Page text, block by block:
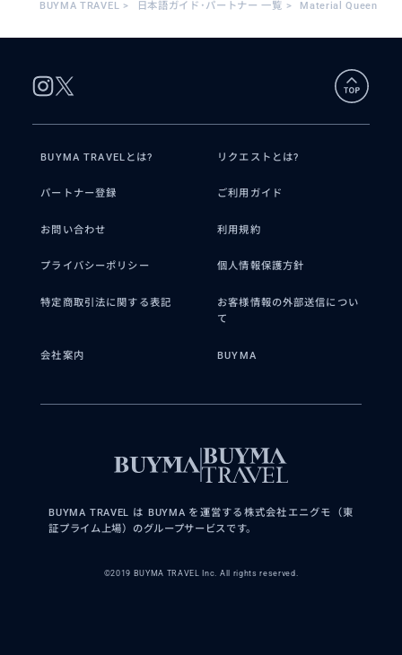
BUYMA TRAVEL > 日本語ガイド･パートナー 一覧 > Material Queen
BUYMA TRAVELとは? リクエストとは?
パートナー登録 ご利用ガイド
お問い合わせ 利用規約
プライバシーポリシー 個人情報保護方針
特定商取引法に関する表記
お客様情報の外部送信につい
て
会社案内 BUYMA
BUYMA TRAVEL は BUYMA を運営する株式会社エニグモ（東
証プライム上場）のグループサービスです。
©2019 BUYMA TRAVEL Inc. All rights reserved.